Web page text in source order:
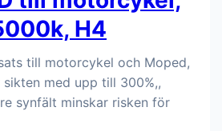
H4
till motorcykel och Moped,
med upp till 300%,,
synfält minskar risken för